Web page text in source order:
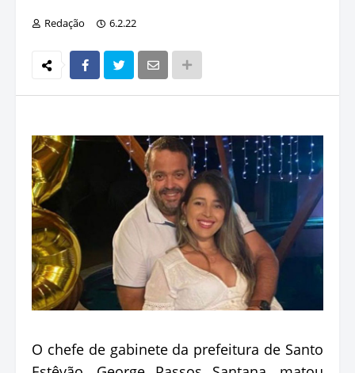
Redação 6.2.22
O chefe de gabinete da prefeitura de Santo